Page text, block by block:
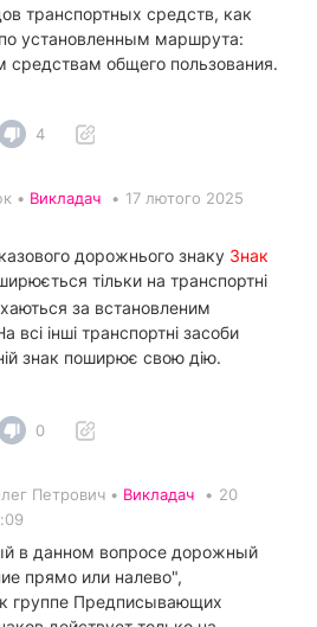
транспортных средств, как
установленным маршрута:
средствам общего пользования.
4
• Викладач • 17 лютого 2025
дорожнього знаку Знак
тільки на транспортні
за встановленим
інші транспортні засоби
знак поширює свою дію.
0
Петрович • Викладач • 20
в данном вопросе дорожный
прямо или налево",
группе Предписывающих